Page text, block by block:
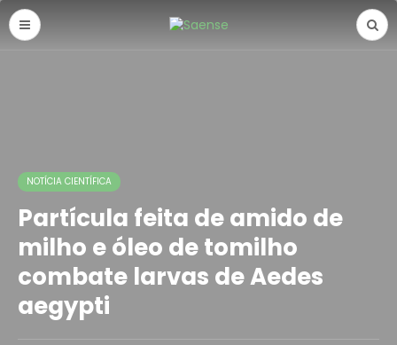
NOTÍCIA CIENTÍFICA
Partícula feita de amido de
milho e óleo de tomilho
combate larvas de Aedes
aegypti